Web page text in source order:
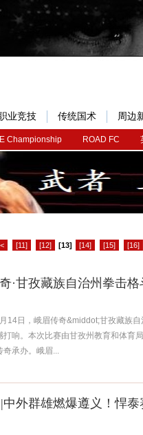
Championship ROAD FC
业竞技 传统国术 周边
< [11] [12] [13] [14] [15] [16]
·甘孜藏族自治州拳击
14日，峨眉传奇&middot;甘孜藏族
打响。本次比赛由甘孜州教育和体育
奇承办。峨眉...
中外群雄燃爆遵义！悍